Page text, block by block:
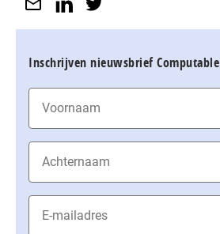
Inschrijven nieuwsbrief Computable